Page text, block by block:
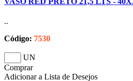
..
Código: 7530
UN
Comprar
Adicionar a Lista de Desejos